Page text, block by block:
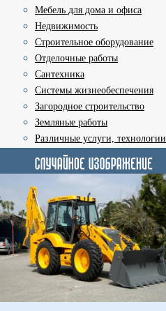
Мебель для дома и офиса
Недвижимость
Строительное оборудование
Отделочные работы
Сантехника
Системы жизнеобеспечения
Загородное строительство
Земляные работы
Различные услуги, технологии